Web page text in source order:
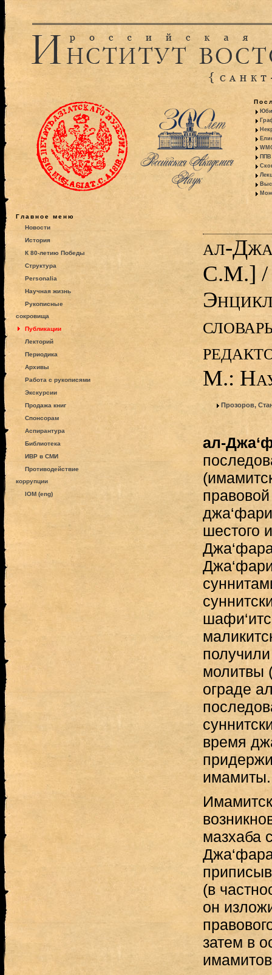
ППВ
Главное меню
Новости
История
К 80-летию Победы
Структура
Personalia
Научная жизнь
Рукописные
сокровища
Публикации
Лекторий
Периодика
Архивы
Работа с рукописями
Экскурсии
Продажа книг
Спонсорам
Аспирантура
Библиотека
ИВР в СМИ
Противодействие
коррупции
IOM (eng)
ал-
С.М.] /
М.:
Прозоров,
ал-
шестого
молитвы
ограде
время
имамиты.
мазхаба
(в
он
затем в